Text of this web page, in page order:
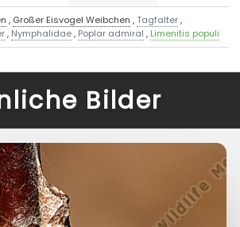
, Großer Eisvogel Weibchen ,Tagfalter,
, Nymphalidae, Poplar admiral , Limenitis populi
Bilder